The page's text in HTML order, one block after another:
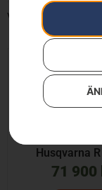
Visar alla 2 resultat
Husqvarna
71 900